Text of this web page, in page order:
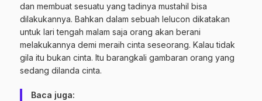
dan membuat sesuatu yang tadinya mustahil bisa
dilakukannya. Bahkan dalam sebuah lelucon dikatakan
untuk lari tengah malam saja orang akan berani
melakukannya demi meraih cinta seseorang. Kalau tidak
gila itu bukan cinta. Itu barangkali gambaran orang yang
sedang dilanda cinta.
Baca juga: